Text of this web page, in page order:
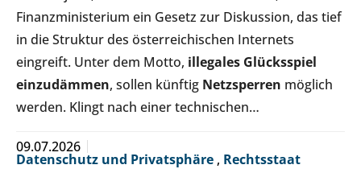
Finanzministerium ein Gesetz zur Diskussion, das tief
in die Struktur des österreichischen Internets
eingreift. Unter dem Motto, illegales Glücksspiel
einzudämmen, sollen künftig Netzsperren möglich
werden. Klingt nach einer technischen…
09.07.2026
Datenschutz und Privatsphäre , Rechtsstaat